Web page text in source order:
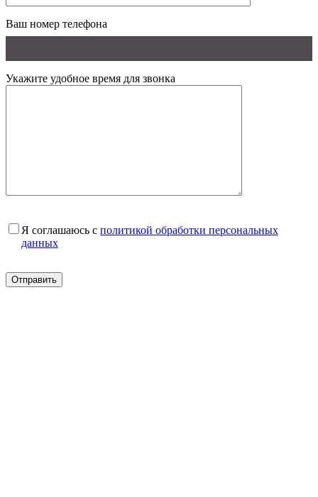
Ваш номер телефона
Укажите удобное время для звонка
Я соглашаюсь с политикой обработки персональных
данных